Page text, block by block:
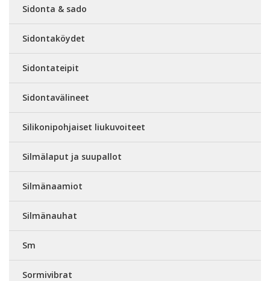
Sidonta & sado
Sidontaköydet
Sidontateipit
Sidontavälineet
Silikonipohjaiset liukuvoiteet
Silmälaput ja suupallot
Silmänaamiot
Silmänauhat
Sm
Sormivibrat